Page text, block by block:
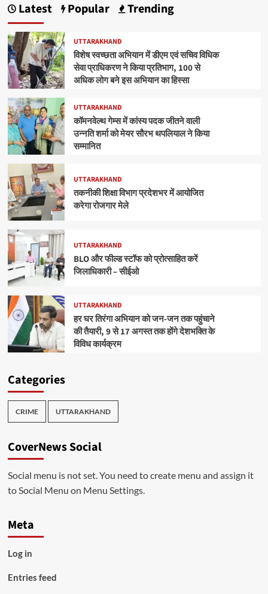
Latest Popular Trending
UTTARAKHAND
विशेष स्वच्छता अभियान में डीएम एवं सचिव विधिक
सेवा प्राधिकरण ने किया प्रतिभाग, 100 से
अधिक लोग बने इस अभियान का हिस्सा
UTTARAKHAND
कॉमनवेल्थ गेम्स में कांस्य पदक जीतने वाली
उन्नति शर्मा को मेयर सौरभ थपलियाल ने किया
सम्मानित
UTTARAKHAND
तकनीकी शिक्षा विभाग प्रदेशभर में आयोजित
करेगा रोजगार मेले
UTTARAKHAND
BLO और फील्ड स्टॉफ को प्रोत्साहित करें
जिलाधिकारी – सीईओ
UTTARAKHAND
हर घर तिरंगा अभियान को जन-जन तक पहुंचाने
की तैयारी, 9 से 17 अगस्त तक होंगे देशभक्ति के
विविध कार्यक्रम
Categories
CRIME UTTARAKHAND
CoverNews Social
Social menu is not set. You need to create menu and assign it
to Social Menu on Menu Settings.
Meta
Log in
Entries feed